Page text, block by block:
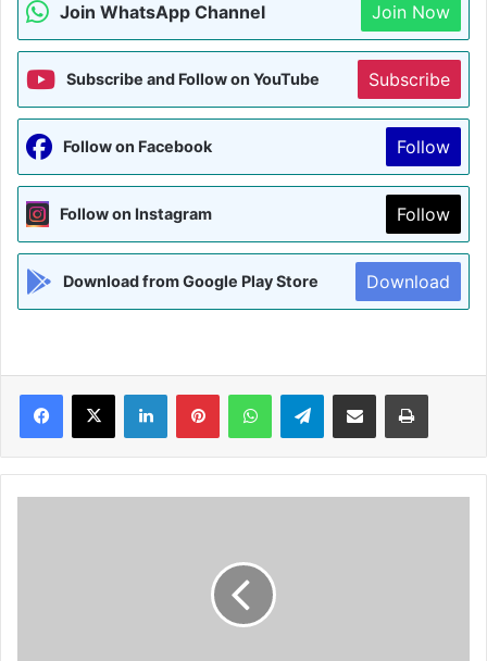
Join WhatsApp Channel Join Now
Subscribe and Follow on YouTube Subscribe
Follow on Facebook Follow
Follow on Instagram Follow
Download from Google Play Store Download
Facebook
X LinkedInPinterestWhatsAppTelegramShare via Email Print